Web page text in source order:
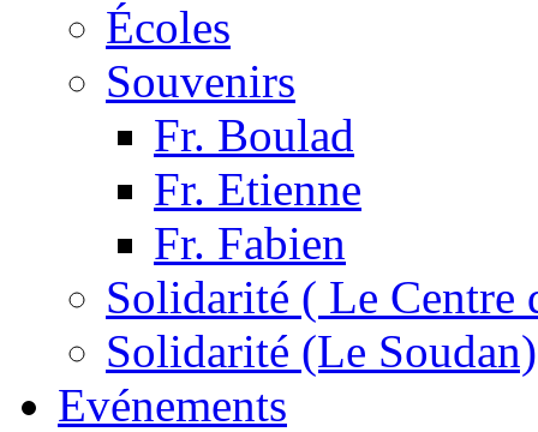
Écoles
Souvenirs
Fr. Boulad
Fr. Etienne
Fr. Fabien
Solidarité ( Le Centre
Solidarité (Le Soudan)
Evénements